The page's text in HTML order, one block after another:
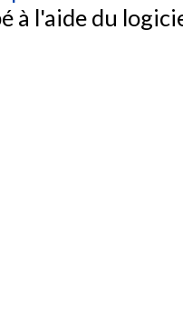
à l'aide du